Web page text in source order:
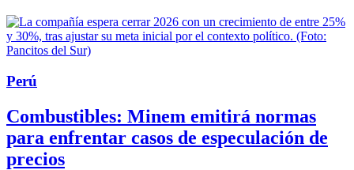
Perú
Combustibles: Minem emitirá normas
para enfrentar casos de especulación de
precios